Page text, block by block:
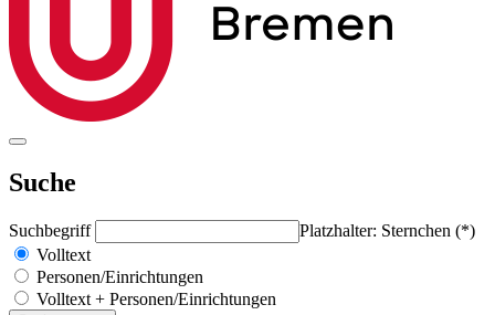
Suche
Suchbegriff
Platzhalter: Sternchen (*)
Volltext
Personen/Einrichtungen
Volltext + Personen/Einrichtungen